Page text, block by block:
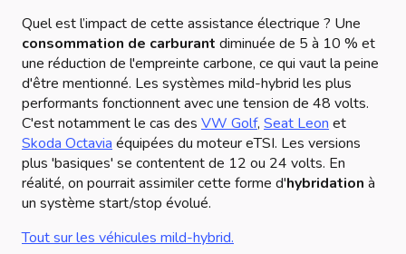
Quel est l’impact de cette assistance électrique ? Une
consommation de carburant diminuée de 5 à 10 % et
une réduction de l'empreinte carbone, ce qui vaut la peine
d'être mentionné. Les systèmes mild-hybrid les plus
performants fonctionnent avec une tension de 48 volts.
C'est notamment le cas des VW Golf, Seat Leon et
Skoda Octavia équipées du moteur eTSI. Les versions
plus 'basiques' se contentent de 12 ou 24 volts. En
réalité, on pourrait assimiler cette forme d'hybridation à
un système start/stop évolué.
Tout sur les véhicules mild-hybrid.